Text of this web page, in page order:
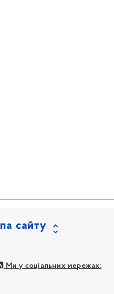
сайту
Ми у соціальних мережах: